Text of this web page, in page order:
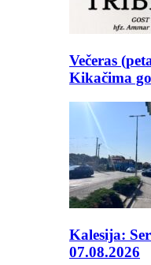
Večeras
Kikačima
Kalesija:
07.08.2026